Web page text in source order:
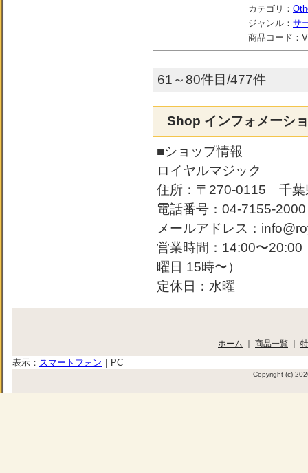
カテゴリ：
ジャンル： サ
商品コード：
61～80件目/477件
Shop インフォメーシ
■ショップ情報
ロイヤルマジック
住所：〒270-0115 千葉
電話番号：04-7155-2000
メールアドレス：
営業時間：14:00〜20:00
曜日 15時〜）
定休日：水曜
ホーム ｜ 商品一覧 ｜
表示： スマートフォン ｜ PC
Copyright (c)